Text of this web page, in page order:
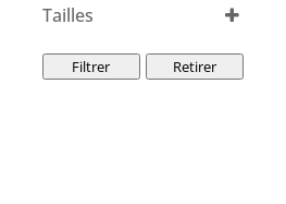
Tailles
Tout sélectionner
Filtrer Retirer